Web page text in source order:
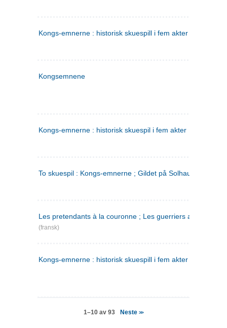
Kongs-emnerne : historisk skuespill i fem akter
Kongsemnene
Kongs-emnerne : historisk skuespil i fem akter
To skuespil : Kongs-emnerne ; Gildet på Solhaug
Les pretendants à la couronne ; Les guerriers a Helgeland
(fransk)
Kongs-emnerne : historisk skuespill i fem akter
1–10 av 93 Neste>>